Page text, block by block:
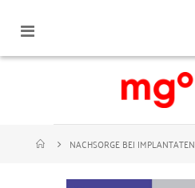
Navigation
NACHSORGE BEI IMPLANTATEN